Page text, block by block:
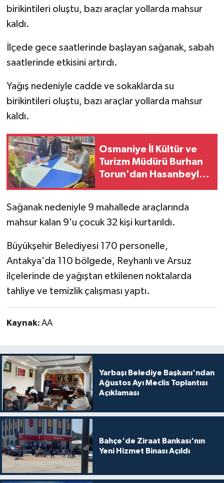
birikintileri oluştu, bazı araçlar yollarda mahsur
kaldı.
İlçede gece saatlerinde başlayan sağanak, sabah
saatlerinde etkisini artırdı.
Yağış nedeniyle cadde ve sokaklarda su
birikintileri oluştu, bazı araçlar yollarda mahsur
kaldı.
Osmaniye İl Kültür ve
Turizm Müdürü Burhan
Torun'dan Hasanbeyli
Sağanak nedeniyle 9 mahallede araçlarında
mahsur kalan 9'u çocuk 32 kişi kurtarıldı.
Büyükşehir Belediyesi 170 personelle,
Antakya'da 110 bölgede, Reyhanlı ve Arsuz
ilçelerinde de yağıştan etkilenen noktalarda
tahliye ve temizlik çalışması yaptı.
Kaynak: AA
Yarbaşı Belediye Başkanı'ndan
Ağustos Ayı Meclis Toplantısı
Açıklaması
Bahçe'de Ziraat Bankası'nın
Yeni Hizmet Binası Açıldı